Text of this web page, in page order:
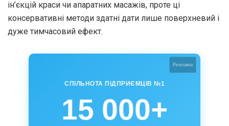
ін’єкцій краси чи апаратних масажів, проте ці
консервативні методи здатні дати лише поверхневий і
дуже тимчасовий ефект.
Реклама
СПІЛЬНОТА ПІДПРИЄМЦІВ №1
15 000+